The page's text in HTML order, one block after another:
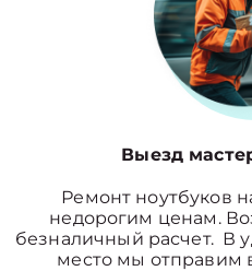
Выезд
Ремонт ноутбуков
недорогим ценам.
безналичный расчет. В
место мы отправим